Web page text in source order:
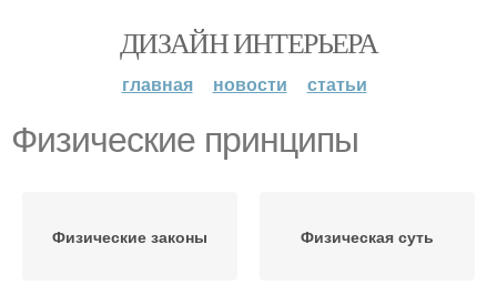
ДИЗАЙН ИНТЕРЬЕРА
главная новости статьи
Физические принципы
Физические законы Физическая суть